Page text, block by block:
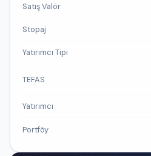
Satış Valör
Stopaj
Yatırımcı Tipi
TEFAS
Yatırımcı
Portföy